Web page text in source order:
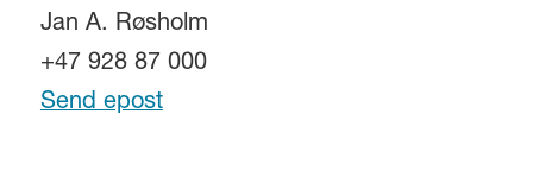
Jan A. Røsholm
+47 928 87 000
Send epost